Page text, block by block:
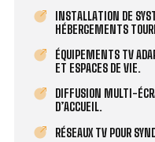
INSTALLATION DE
HÉBERGEMENTS
ÉQUIPEMENTS TV
ET ESPACES DE VIE.
DIFFUSION MULTI-
D’ACCUEIL.
RÉSEAUX TV POUR